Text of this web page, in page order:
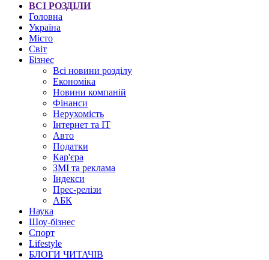
ВСІ РОЗДІЛИ
Головна
Україна
Місто
Світ
Бізнес
Всі новини розділу
Економіка
Новини компаній
Фінанси
Нерухомість
Інтернет та IT
Авто
Податки
Кар'єра
ЗМІ та реклама
Індекси
Прес-релізи
АБК
Наука
Шоу-бізнес
Спорт
Lifestyle
БЛОГИ ЧИТАЧІВ